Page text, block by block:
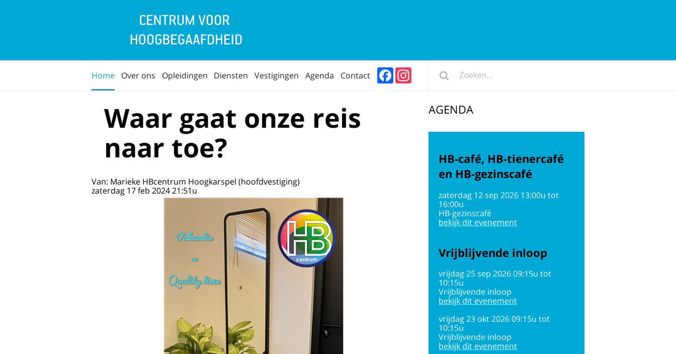
Home Over ons Opleidingen Diensten Vestigingen Agenda Contact FacebookInstagram
Waar gaat onze reis
naar toe?
Van: Marieke HBcentrum Hoogkarspel (hoofdvestiging)
zaterdag 17 feb 2024 21:51u
AGENDA
HB-café, HB-tienercafé
en HB-gezinscafé
zaterdag 12 sep 2026 13:00u tot
16:00u
HB-gezinscafé
bekijk dit evenement
Vrijblijvende inloop
vrijdag 25 sep 2026 09:15u tot
10:15u
Vrijblijvende inloop
bekijk dit evenement
vrijdag 23 okt 2026 09:15u tot
10:15u
Vrijblijvende inloop
bekijk dit evenement